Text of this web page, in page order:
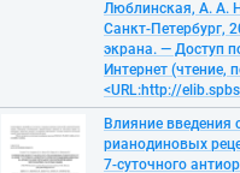
Люблинская, А. А.
Санкт-Петербург,
экрана. — Доступ
Интернет (чтение,
<URL:http://
Влияние введения
рианодиновых
7-суточного